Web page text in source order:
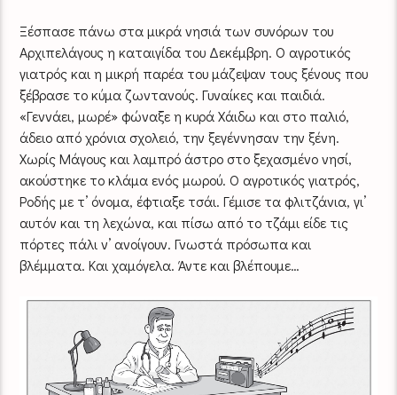
Ξέσπασε πάνω στα μικρά νησιά των συνόρων του
Αρχιπελάγους η καταιγίδα του Δεκέμβρη. Ο αγροτικός
γιατρός και η μικρή παρέα του μάζεψαν τους ξένους που
ξέβρασε το κύμα ζωντανούς. Γυναίκες και παιδιά.
«Γεννάει, μωρέ» φώναξε η κυρά Χάιδω και στο παλιό,
άδειο από χρόνια σχολειό, την ξεγέννησαν την ξένη.
Χωρίς Μάγους και λαμπρό άστρο στο ξεχασμένο νησί,
ακούστηκε το κλάμα ενός μωρού. Ο αγροτικός γιατρός,
Ροδής με τ’ όνομα, έφτιαξε τσάι. Γέμισε τα φλιτζάνια, γι’
αυτόν και τη λεχώνα, και πίσω από το τζάμι είδε τις
πόρτες πάλι ν’ ανοίγουν. Γνωστά πρόσωπα και
βλέμματα. Και χαμόγελα. Άντε και βλέπουμε…